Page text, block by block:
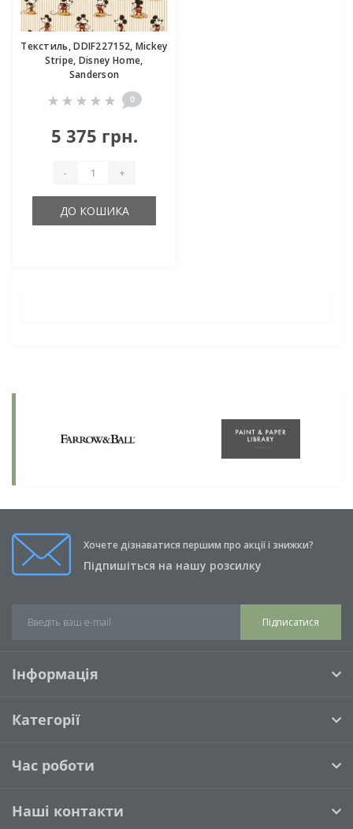
Текстиль, DDIF227152, Mickey
Stripe, Disney Home,
Sanderson
0
5 375 грн.
- +
ДО КОШИКА
Хочете дізнаватися першим про акції і знижки?
Підпишіться на нашу розсилку
Підписатися
Інформація
Категорії
Час роботи
Наші контакти